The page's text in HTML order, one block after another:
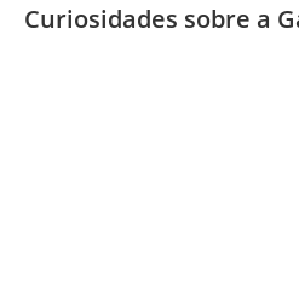
Curiosidades sobre a